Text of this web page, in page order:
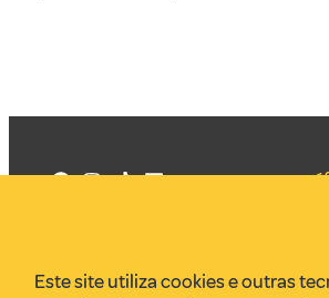
VR Assessoria
Este site utiliza cookies e outras